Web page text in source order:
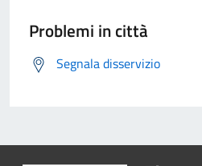
Problemi in città
Segnala disservizio